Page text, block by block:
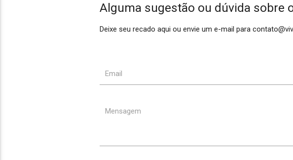
Alguma sugestão ou dúvida sobre
Deixe seu recado aqui ou envie um e-mail para
Email
Mensagem